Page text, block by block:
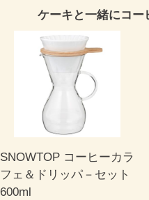
ケーキと一緒にコー
SNOWTOP コーヒーカラ
フェ＆ドリッパ－セット
600ml